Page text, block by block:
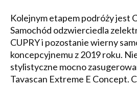
Kolejnym etapem podróży jest
Samochód odzwierciedla
CUPRY i pozostanie wierny
koncepcyjnemu z 2019 roku.
stylistyczne mocno
Tavascan Extreme E Concept.